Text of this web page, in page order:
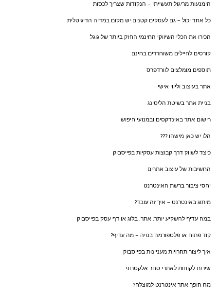
הימנעות מריגול תעשייתי – הנקודות שצריך לכסות
כל אחד יכול – גם לעסקים קטנים יש מקום במדיה הדיגיטלית
הכירו את הכלי השיווקי החינמי החזק ביותר של גוגל
קורסים לחיילים משוחררים בחינם
תוספים מומלצים לוורדפרס
אתר בעיצוב וליווי אישי
בניית אתר בשיטת הליסינג
רישום אתר באינדקסים ובמנועי חיפוש
הלו יש כאן מישהו ???
כיצד לשווק דרך קבוצות עסקיות בפייסבוק
החשיבות של עיצוב אתרים
יחסי ציבור ברשת האינטרנט
מיתוג באינטרנט – איך זה עובד?
במה עדיף להשקיע יותר: אתר, בלוג או דף עסק בפייסבוק
קוד פתוח או פלטפורמה בנויה – מה עדיף?
איך ליצור תחרויות מעניינות בפייסבוק
שירות לקוחות לאתרי סחר אלקטרוני
מה הופך אתר אינטרנט למוצלח?